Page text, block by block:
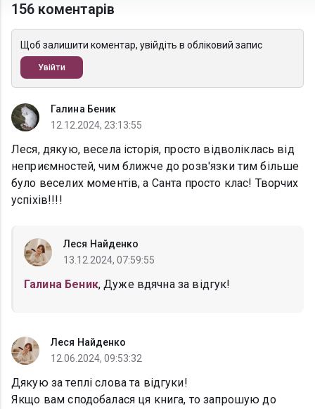
156 коментарів
Щоб залишити коментар, увійдіть в обліковий запис
Увійти
Галина Беник
12.12.2024, 23:13:55
Леся, дякую, весела історія, просто відволіклась від
неприємностей, чим ближче до розв'язки тим більше
було веселих моментів, а Санта просто клас! Творчих
успіхів!!!!
Леся Найденко
13.12.2024, 07:59:55
Галина Беник, Дуже вдячна за відгук!
Леся Найденко
12.06.2024, 09:53:32
Дякую за теплі слова та відгуки!
Якщо вам сподобалася ця книга, то запрошую до